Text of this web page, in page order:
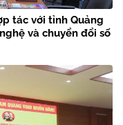
tác với tỉnh Quảng
và chuyển đổi số